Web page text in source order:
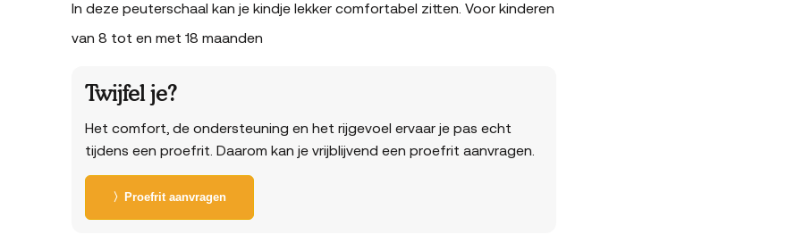
In deze peuterschaal kan je kindje lekker comfortabel zitten. Voor kinderen
van 8 tot en met 18 maanden
Twijfel je?
Het comfort, de ondersteuning en het rijgevoel ervaar je pas echt
tijdens een proefrit. Daarom kan je vrijblijvend een proefrit aanvragen.
〉Proefrit aanvragen